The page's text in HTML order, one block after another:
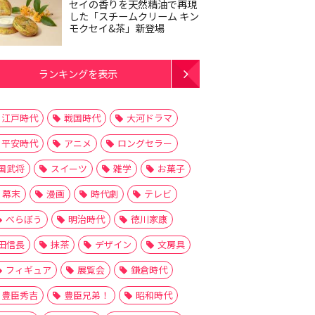
セイの香りを天然精油で再現
した「スチームクリーム キン
モクセイ&茶」新登場
ランキングを表示
江戸時代 戦国時代
大河ドラマ
平安時代
アニメ
ロングセラー
武将
スイーツ 雑学
お菓子
幕末
漫画 時代劇
テレビ
べらぼう
明治時代
徳川家康
信長
抹茶 デザイン
文房具
フィギュア
展覧会
鎌倉時代
豊臣秀吉
豊臣兄弟！
昭和時代